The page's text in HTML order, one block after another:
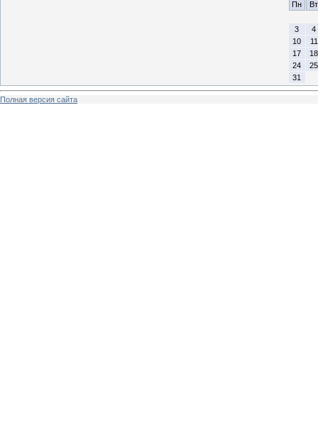
Пн Вт
3
4
10
11
17
18
24
25
31
Полная версия сайта